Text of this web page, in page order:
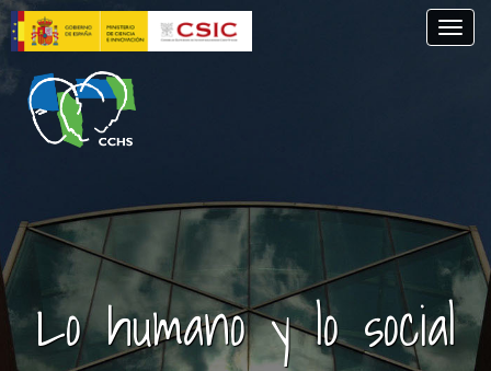
Pasar
al
contenido
principal
Lo humano y lo social